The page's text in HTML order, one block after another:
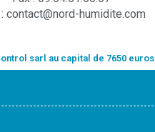
contact@nord-humidite.com
sarl au capital de 7650 euros